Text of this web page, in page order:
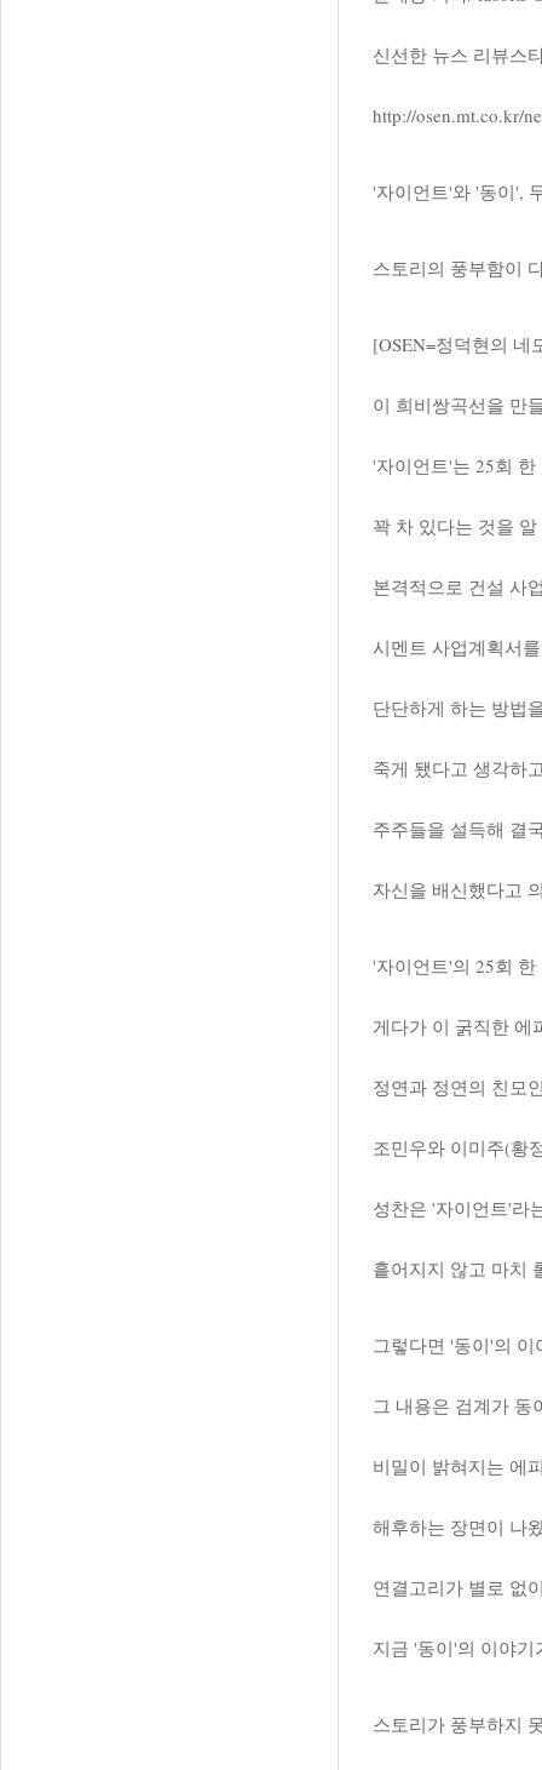
신선한 뉴스 리뷰스
http://osen.mt.co.kr/
'자이언트'와 '동이',
스토리의 풍부함이
[OSEN=정덕현의
이 희비쌍곡선을 만
'자이언트'는 25회
꽉 차 있다는 것을
본격적으로 건설 사
시멘트 사업계획서
단단하게 하는 방법
죽게 됐다고 생각하
주주들을 설득해 결
자신을 배신했다고
'자이언트'의 25회
게다가 이 굵직한 에
정연과 정연의 친모
조민우와 이미주(황
성찬은 '자이언트'라
흩어지지 않고 마치
그렇다면 '동이'의
그 내용은 검계가 동
비밀이 밝혀지는 에
해후하는 장면이 나
연결고리가 별로 없
지금 '동이'의 이야
스토리가 풍부하지